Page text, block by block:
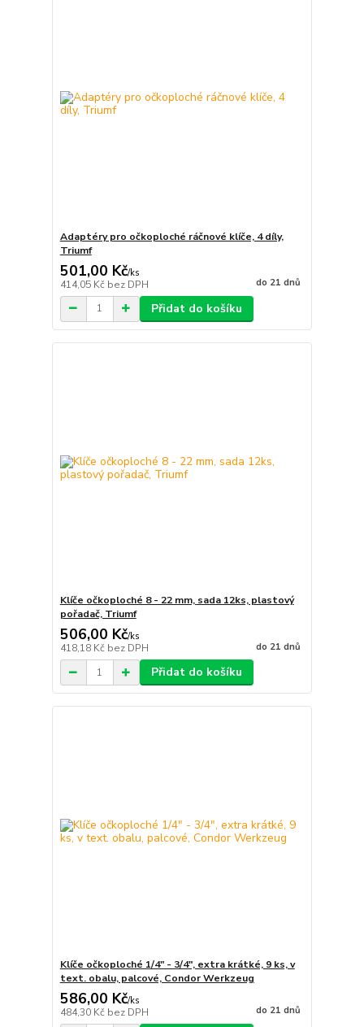
Adaptéry pro očkoploché ráčnové klíče, 4 díly,
Triumf
501,00 Kč/ks
414,05 Kč bez DPH do 21 dnů
Přidat do košíku
Klíče očkoploché 8 - 22 mm, sada 12ks, plastový
pořadač, Triumf
506,00 Kč/ks
418,18 Kč bez DPH do 21 dnů
Přidat do košíku
Klíče očkoploché 1/4" - 3/4", extra krátké, 9 ks, v
text. obalu, palcové, Condor Werkzeug
586,00 Kč/ks
484,30 Kč bez DPH do 21 dnů